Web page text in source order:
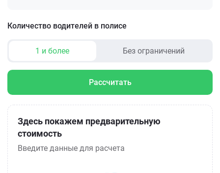
Количество водителей в полисе
1 и более Без ограничений
Рассчитать
Здесь покажем предварительную
стоимость
Введите данные для расчета